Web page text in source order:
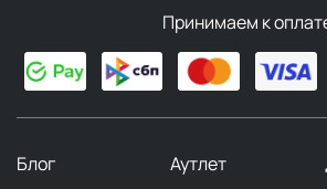
Принимаем к
Блог Аутлет